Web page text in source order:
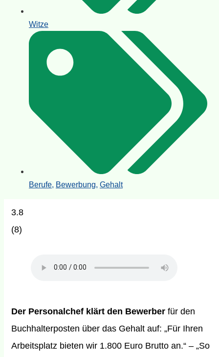
Witze
Berufe, Bewerbung, Gehalt
3.8
(8)
Der Personalchef klärt den Bewerber für den
Buchhalterposten über das Gehalt auf: „Für Ihren
Arbeitsplatz bieten wir 1.800 Euro Brutto an.“ – „So